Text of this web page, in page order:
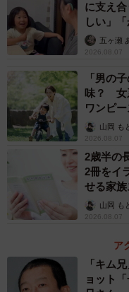
に支え
しい」
五ヶ瀬
2026.08.07
「男の
味？ 女
ワンピ
へんが…
山岡 も
2026.08.07
2歳半の
2冊をイ
せる家族
山岡 も
2026.08.07
ア
「キム
ョット